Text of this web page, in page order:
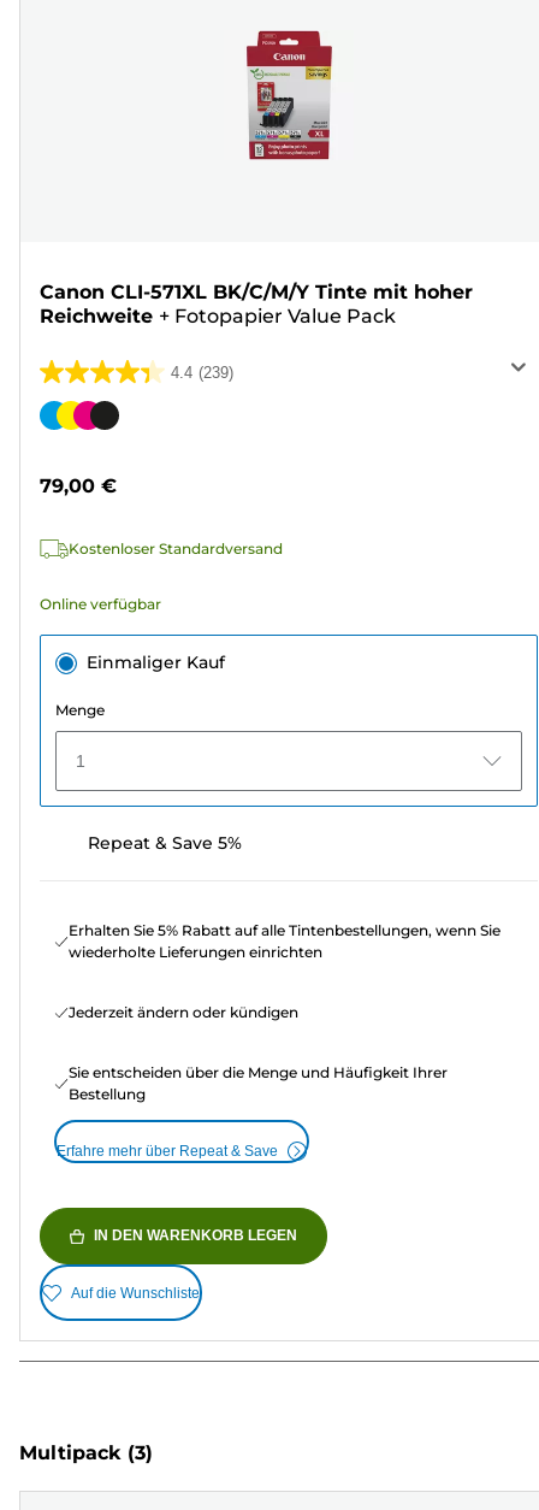
Canon CLI-571XL BK/C/M/Y Tinte mit hoher
Reichweite + Fotopapier Value Pack
4.4 (239)
4.4
von
239
Farbpatrone
79,00 €
Kostenloser Standardversand
Online verfügbar
Einmaliger Kauf
Menge
1
Repeat & Save 5%
Erhalten Sie 5% Rabatt auf alle Tintenbestellungen, wenn Sie
wiederholte Lieferungen einrichten
Jederzeit ändern oder kündigen
Sie entscheiden über die Menge und Häufigkeit Ihrer
Bestellung
Erfahre mehr über Repeat & Save
IN DEN WARENKORB LEGEN
Auf die Wunschliste
Multipack (3)